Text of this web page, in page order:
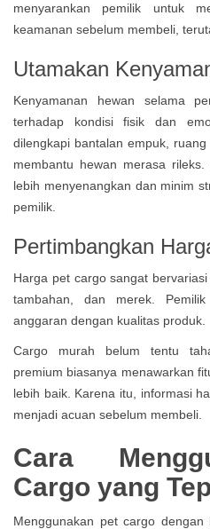
menyarankan pemilik untuk
keamanan sebelum membeli,
Utamakan
Kenyamanan hewan selama
terhadap kondisi fisik dan
dilengkapi bantalan empuk,
membantu hewan merasa
lebih menyenangkan dan minim
pemilik.
Pertimbangkan
Harga pet cargo sangat
tambahan, dan merek. Pemilik
anggaran dengan kualitas produk.
Cargo murah belum tentu
premium biasanya menawarkan
lebih baik. Karena itu, informasi
menjadi acuan sebelum membeli.
Cara
Cargo yang
Menggunakan pet cargo